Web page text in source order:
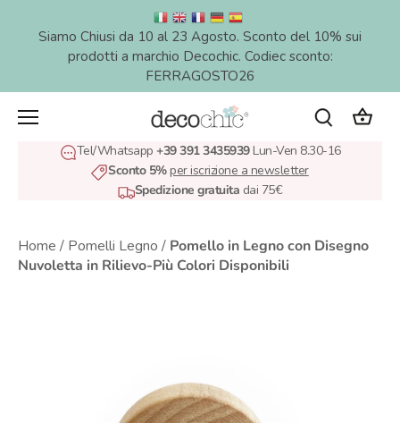
Siamo Chiusi da 10 al 23 Agosto. Sconto del 10% sui
prodotti a marchio Decochic. Codiec sconto:
FERRAGOSTO26
Tel/Whatsapp +39 391 3435939Lun-Ven 8.30-16
Sconto 5%per iscrizione a newsletter
Spedizione gratuita dai 75€
Home / Pomelli Legno / Pomello in Legno con Disegno
Nuvoletta in Rilievo-Più Colori Disponibili